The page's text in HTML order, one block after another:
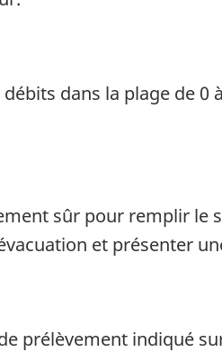
dans la plage de 0
sûr pour remplir le
et présenter
prélèvement indiqué